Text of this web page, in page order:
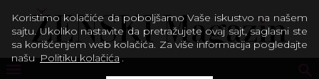
Koristimo kolačiće da poboljšamo Vaše iskustvo na našem
sajtu. Ukoliko nastavite da pretražujete ovaj sajt, saglasni ste
sa korišćenjem web kolačića. Za više informacija pogledajte
našu Politiku kolačića .